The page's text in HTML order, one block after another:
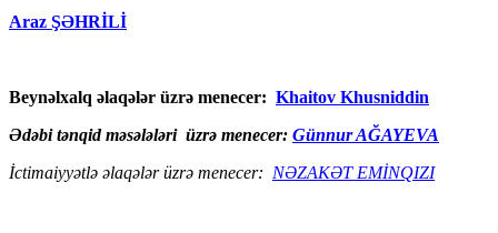
Araz ŞƏHRİLİ
Beynəlxalq əlaqələr üzrə menecer: Khaitov Khusniddin
Ədəbi tənqid məsələləri üzrə menecer: Günnur AĞAYEVA
İctimaiyyətlə əlaqələr üzrə menecer: NƏZAKƏT EMİNQIZI